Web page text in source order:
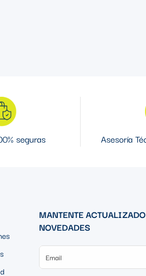
seguras Asesoría
MANTENTE
NOVEDADES